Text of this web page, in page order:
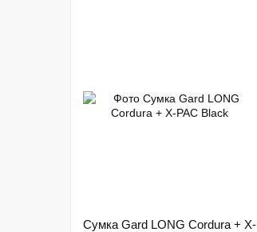
Сумка Gard LONG Cordura + X-